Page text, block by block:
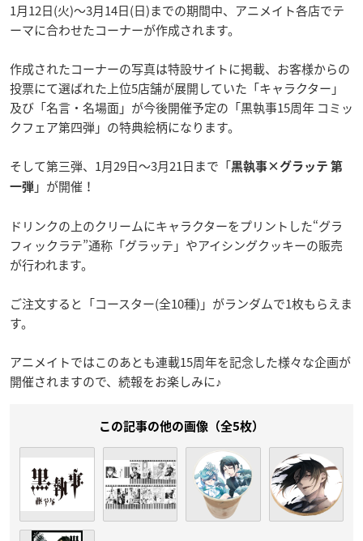
1月12日(火)〜3月14日(日)までの期間中、アニメイト各店でテ
ーマに合わせたコーナーが作成されます。
作成されたコーナーの写真は特設サイトに掲載、お客様からの
投票にて選ばれた上位5店舗が展開していた「キャラクター」
及び「名言・名場面」が今後開催予定の「黒執事15周年 コミッ
クフェア第四弾」の特典絵柄になります。
そして第三弾、1月29日〜3月21日まで「黒執事×グラッテ 第
一弾 」が開催！
ドリンクの上のクリームにキャラクターをプリントした“グラ
フィックラテ”通称「グラッテ」やアイシングクッキーの販売
が行われます。
ご注文すると「コースター(全10種)」がランダムで1枚もらえま
す。
アニメイトではこのあとも連載15周年を記念した様々な企画が
開催されますので、続報をお楽しみに♪
この記事の他の画像（全5枚）